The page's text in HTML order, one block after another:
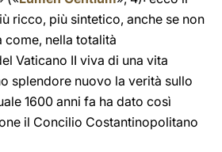
ricco, più sintetico, anche se non
come, nella totalità
Vaticano II viva di una vita
splendore nuovo la verità sullo
1600 anni fa ha dato così
il Concilio Costantinopolitano